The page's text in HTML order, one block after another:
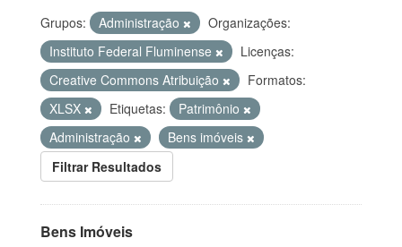
Grupos: Administração
Organizações:
Instituto Federal Fluminense
Licenças:
Creative Commons Atribuição
Formatos:
XLSX
Etiquetas:
Patrimônio
Administração
Bens imóveis
Filtrar Resultados
Bens Imóveis